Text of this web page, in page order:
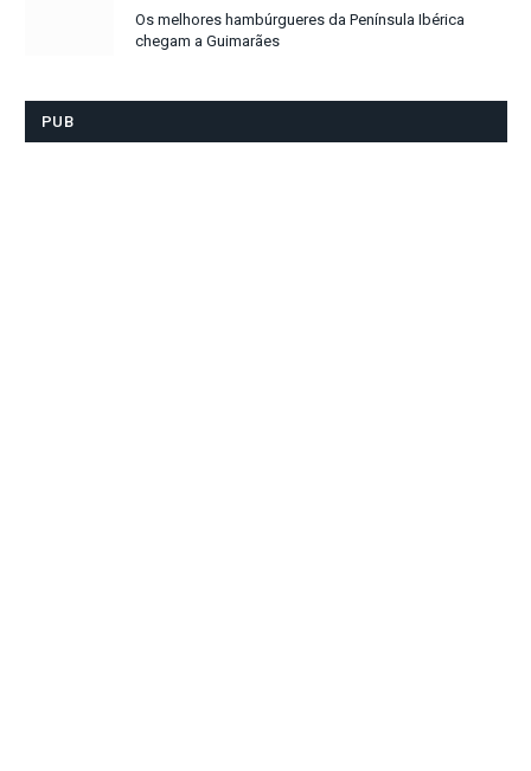
Os melhores hambúrgueres da Península Ibérica
chegam a Guimarães
PUB